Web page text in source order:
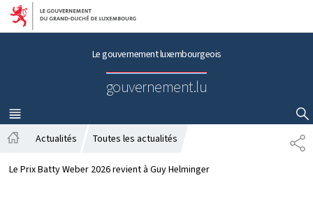
Aller au menu principal
Aller au contenu
Le gouvernement luxembourgeois
gouvernement.lu
MENU
PRINCIPAL
AFFICHER / MASQUER LA RECHERCHE
P
A
c
Actualités Toutes les actualités
Le Prix Batty Weber 2026 revient à Guy Helminger